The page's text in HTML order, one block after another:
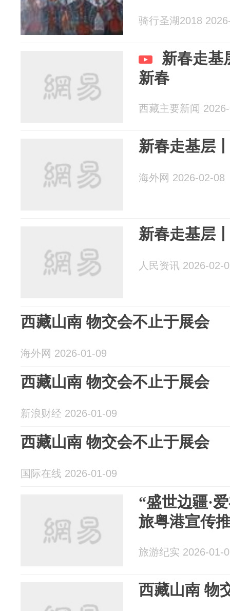
骑行圣湖2018
新春走基
新春
西藏主要新闻
新春走基层
海外网 2026-02-08
新春走基层
人民资讯 2026-02-
西藏山南 物交会不止于展会
海外网 2026-01-09
西藏山南 物交会不止于展会
新浪财经 2026-01-09
西藏山南 物交会不止于展会
国际在线 2026-01-09
“盛世边疆·
旅粤港宣传
旅游纪实 2026-01-
西藏山南 物